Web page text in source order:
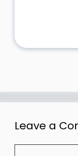
Leave a